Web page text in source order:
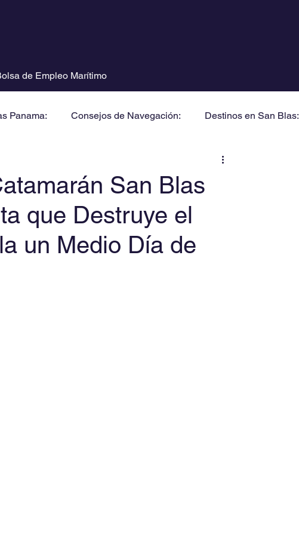
de Empleo Marítimo
Panama: Consejos de Navegación: Destinos en San Blas:
San Blas
que Destruye el
un Medio Día de